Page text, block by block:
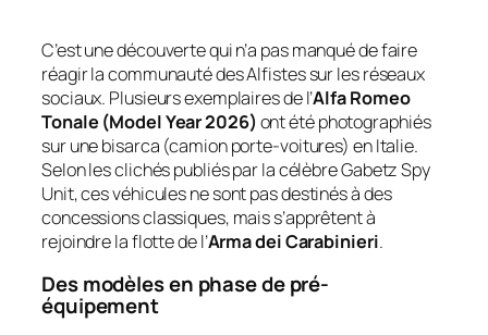
C’est une découverte qui n’a pas manqué de faire
réagir la communauté des Alfistes sur les réseaux
sociaux. Plusieurs exemplaires de l’Alfa Romeo
Tonale (Model Year 2026) ont été photographiés
sur une bisarca (camion porte-voitures) en Italie.
Selon les clichés publiés par la célèbreGabetz Spy
Unit, ces véhicules ne sont pas destinés à des
concessions classiques, mais s’apprêtent à
rejoindre la flotte de l’Arma dei Carabinieri.
Des modèles en phase de pré-
équipement